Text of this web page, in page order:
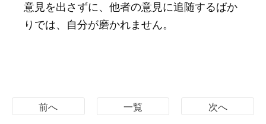
意見を出さずに、他者の意見に追随するばか
りでは、自分が磨かれません。
前へ 一覧 次へ